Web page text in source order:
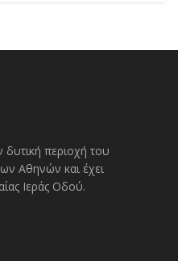
περιοχή του
Αθηνών και έχει
Ιεράς Οδού.